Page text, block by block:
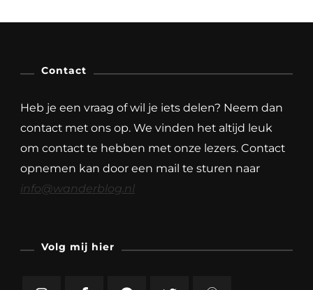
Contact
Heb je een vraag of wil je iets delen? Neem dan
contact met ons op. We vinden het altijd leuk
om contact te hebben met onze lezers. Contact
opnemen kan door een mail te sturen naar
info@wanderblog.nl
Volg mij hier